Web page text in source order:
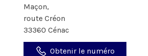
Maçon,
route Créon
33360 Cénac
Obtenir le numéro